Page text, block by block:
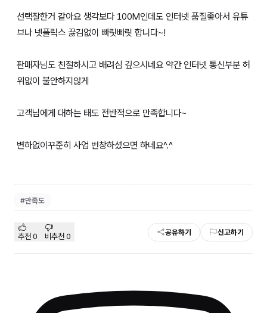
선택잘한거 같아요 생각보다 100M인데도 인터넷 품질좋아서 유튜
브나 넷플릭스 끓김없이 빠릿빠릿 합니다~!
판매자님도 친절하시고 배려심 깊으시네요 약간 인터넷 통신부분 허
위없이 불안하지않게
고객님에게 대하는 태도 전반적으로 만족합니다~
변하없이꾸준히 사업 번창하셨으면 하네요^.^
#만족도
추천 0 비추천 0 공유하기 신고하기